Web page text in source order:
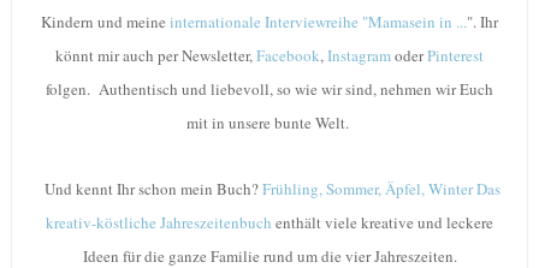
Kindern und meine internationale Interviewreihe "Mamasein in ...".Ihr
könnt mir auch per Newsletter,Facebook,InstagramoderPinterest
folgen. Authentisch und liebevoll, so wie wir sind, nehmen wir Euch
mit in unsere bunte Welt.
Und kennt Ihr schon mein Buch?Frühling, Sommer, Äpfel, Winter Das
kreativ-köstliche Jahreszeitenbuch enthält viele kreative und leckere
Ideen für die ganze Familie rund um die vier Jahreszeiten.